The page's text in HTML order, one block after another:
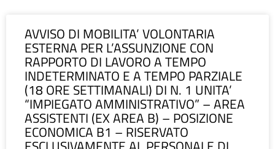
AVVISO DI MOBILITA’ VOLONTARIA
ESTERNA PER L’ASSUNZIONE CON
RAPPORTO DI LAVORO A TEMPO
INDETERMINATO E A TEMPO PARZIALE
(18 ORE SETTIMANALI) DI N. 1 UNITA’
“IMPIEGATO AMMINISTRATIVO” – AREA
ASSISTENTI (EX AREA B) – POSIZIONE
ECONOMICA B1 – RISERVATO